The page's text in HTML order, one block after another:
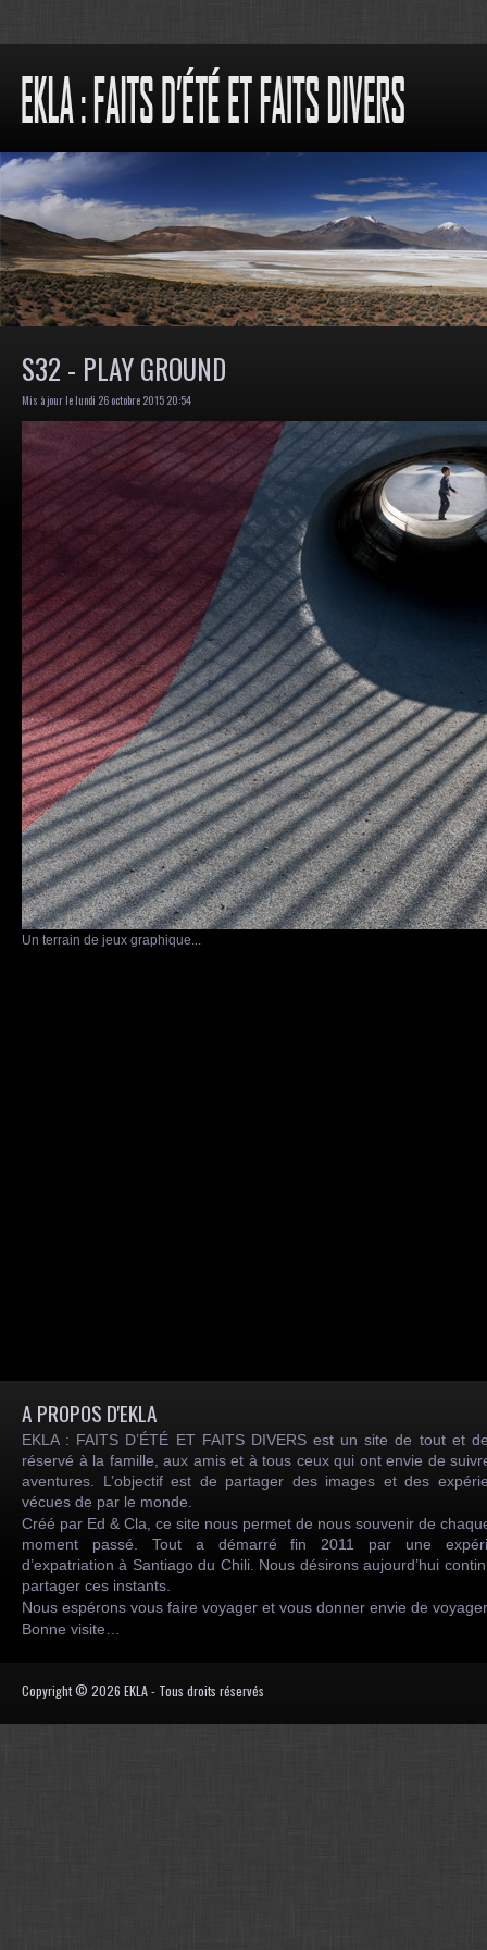
S32 - PLAY GROUND
Mis à jour le lundi 26 octobre 2015 20:54
Un terrain de jeux graphique...
A PROPOS D'EKLA
EKLA : FAITS D’ÉTÉ ET FAITS DIVERS est un site de tout et
réservé à la famille, aux amis et à tous ceux qui ont envie de
aventures. L’objectif est de partager des images et des
vécues de par le monde.
Créé par Ed & Cla, ce site nous permet de nous souvenir de
moment passé. Tout a démarré fin 2011 par une
d’expatriation à Santiago du Chili. Nous désirons aujourd’hui
partager ces instants.
Nous espérons vous faire voyager et vous donner envie de
Bonne visite…
Copyright © 2026 EKLA - Tous droits réservés